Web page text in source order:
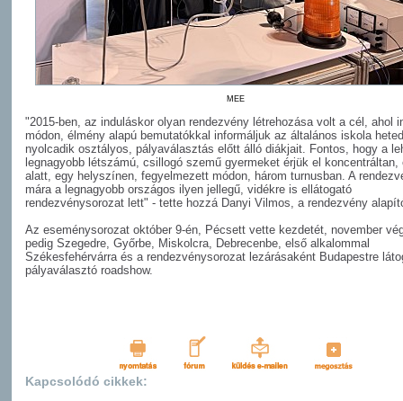
MEE
"2015-ben, az induláskor olyan rendezvény létrehozása volt a cél, ahol
módon, élmény alapú bemutatókkal informáljuk az általános iskola
nyolcadik osztályos, pályaválasztás előtt álló diákjait. Fontos, hogy a
legnagyobb létszámú, csillogó szemű gyermeket érjük el koncentráltan,
alatt, egy helyszínen, fegyelmezett módon, három turnusban. A
mára a legnagyobb országos ilyen jellegű, vidékre is ellátogató
rendezvénysorozat lett" - tette hozzá Danyi Vilmos, a rendezvény
Az eseménysorozat október 9-én, Pécsett vette kezdetét, november
pedig Szegedre, Győrbe, Miskolcra, Debrecenbe, első alkalommal
Székesfehérvárra és a rendezvénysorozat lezárásaként Budapestre
pályaválasztó roadshow.
Kapcsolódó cikkek: